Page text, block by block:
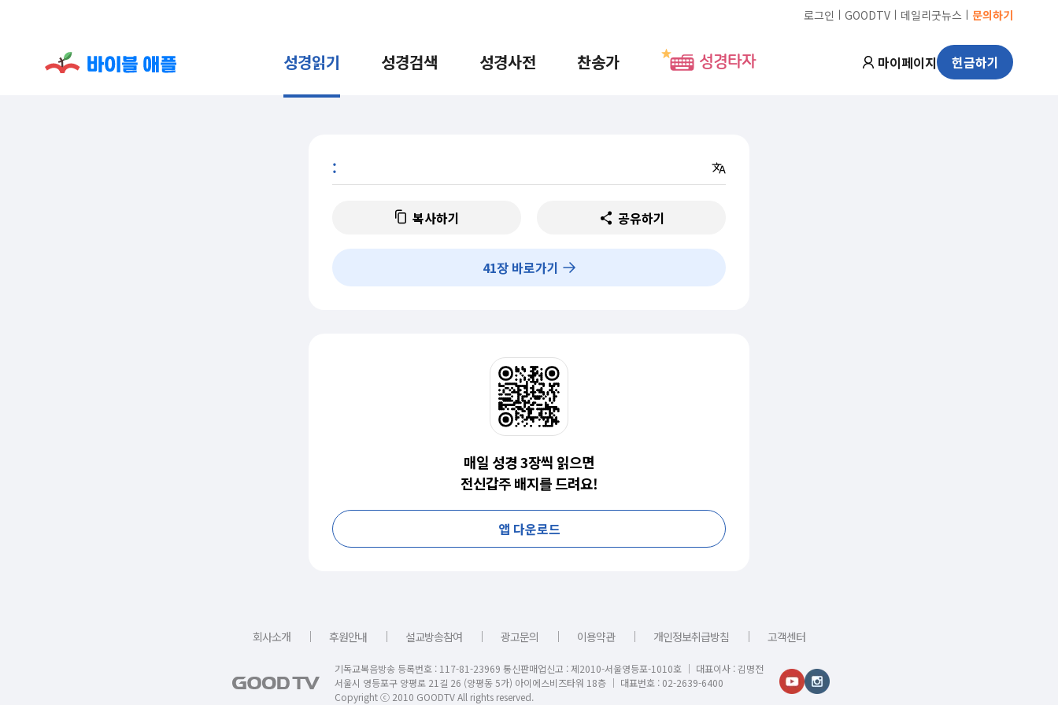
로그인 ㅣ GOODTV ㅣ 데일리굿뉴스 ㅣ 문의하기
성경읽기 성경검색 성경사전 찬송가 성경타자 마이페이지 헌금하기
:
복사하기 공유하기
41장 바로가기
매일 성경 3장씩 읽으면
전신갑주 배지를 드려요!
앱 다운로드
회사소개 ｜ 후원안내 ｜ 설교방송참여 ｜ 광고문의 ｜ 이용약관 ｜ 개인정보취급방침 ｜ 고객센터
기독교복음방송 등록번호 : 117-81-23969 통신판매업신고 : 제2010-서울영등포-1010호 │ 대표이사 : 김명전
서울시 영등포구 양평로 21길 26 (양평동 5가) 아이에스비즈타워 18층 │ 대표번호 : 02-2639-6400
Copyright ⓒ 2010 GOODTV All rights reserved.